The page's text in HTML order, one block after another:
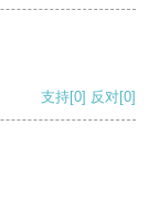
支持[0] 反对[0]